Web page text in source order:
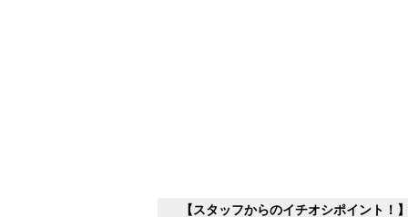
【スタッフからのイチオシポイント！